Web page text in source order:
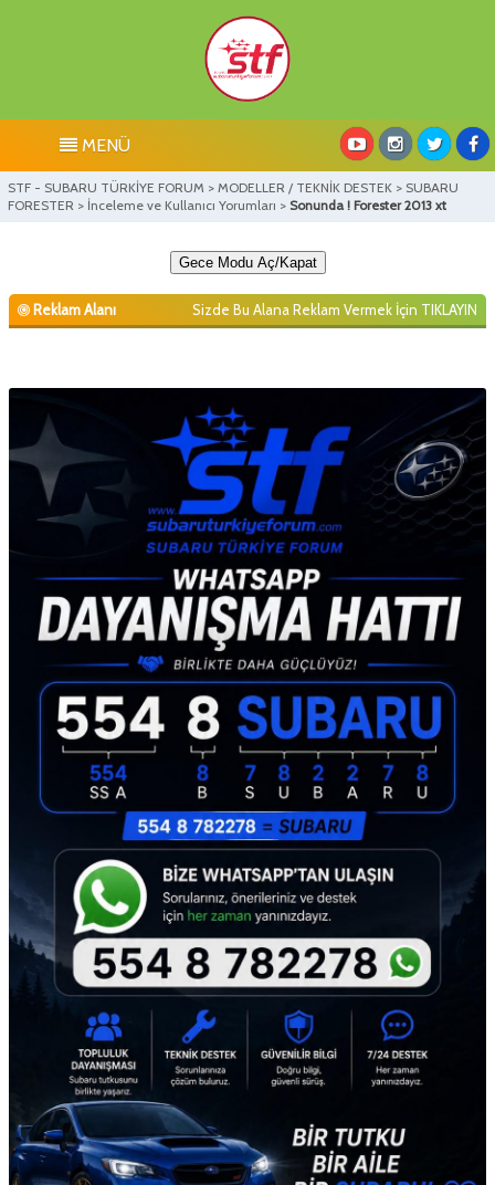
MENÜ
STF - SUBARU TÜRKİYE FORUM > MODELLER / TEKNİK DESTEK > SUBARU
FORESTER > İnceleme ve Kullanıcı Yorumları > Sonunda ! Forester 2013 xt
Gece Modu Aç/Kapat
Reklam Alanı Sizde Bu Alana Reklam Vermek İçin TIKLAYIN